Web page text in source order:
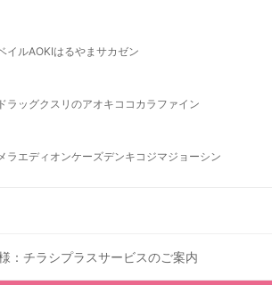
イルAOKIはるやま サカゼン
ラッグクスリのアオキ ココカラファイン
ラエディオンケーズデンキ コジマジョーシン
：チラシプラスサービスのご案内